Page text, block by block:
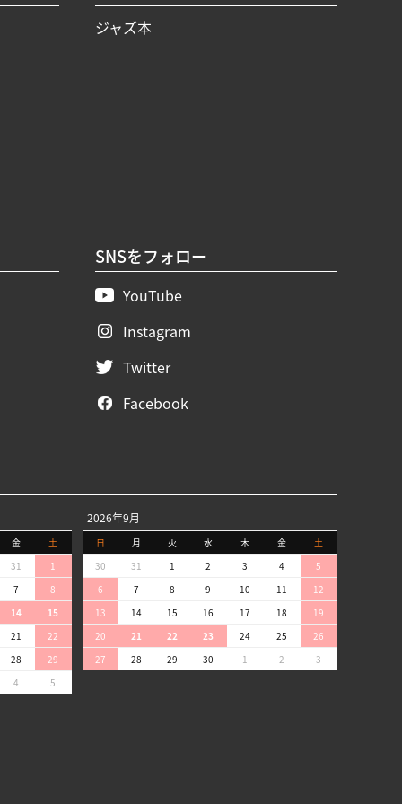
ジャズ本
SNSをフォロー
YouTube
Instagram
Twitter
Facebook
金
土
31
1
7
8
14
15
21
22
28
29
4
5
2026年9月
日 月 火 水 木 金
土
30
31 1 2 3 4
5
6
7 8 9 10 11
12
13
14 15 16 17 18
19
20
21 22 23 24 25
26
27
28 29 30 1 2 3